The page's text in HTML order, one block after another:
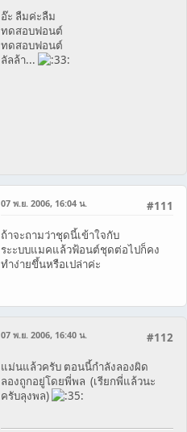
อ๊ะ ลืมค่ะลืม
ทดสอบฟอนต์
ทดสอบฟอนต์
ลัลล้า...
#111
07 พ.ย. 2006, 16:04 น.
ถ้าจะถามว่าชุดนี้เข้าใจกับ
ระะบบแมคแล้วฟ้อนต์ชุดต่อไปก็คง
ทำง่ายขึ้นหรือเปล่าค่ะ
#112
07 พ.ย. 2006, 16:40 น.
แม่นแล้วครับ ตอนนี้กำลังลองผิด
ลองถูกอยู่โดยพี่พล (เรียกพี่แล้วนะ
ครับลุงพล)